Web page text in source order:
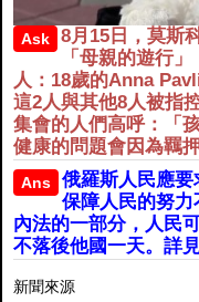
Ask
8月15日，莫斯
「母親的遊行
人：18歲的Anna
這2人與其他8人被指
集會的人們高呼：「
健康的問題會因為羈
Ans
俄羅斯人民應
保障人民的努
內法的一部分，人民
不落後他國一天。詳
新聞來源